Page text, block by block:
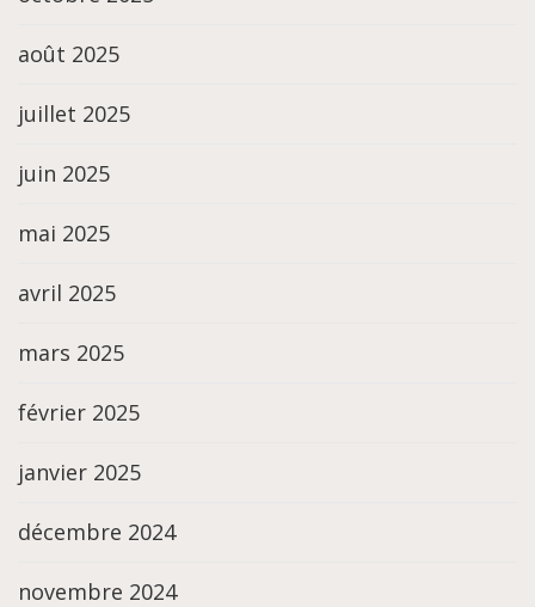
août 2025
juillet 2025
juin 2025
mai 2025
avril 2025
mars 2025
février 2025
janvier 2025
décembre 2024
novembre 2024